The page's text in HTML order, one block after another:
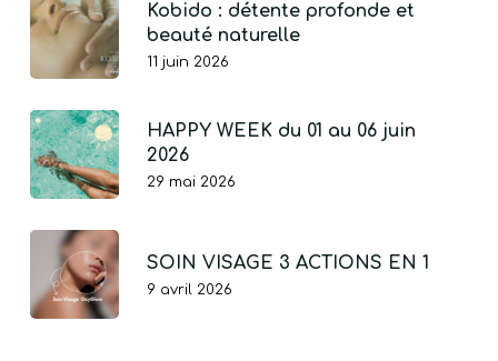
Kobido : détente profonde et
beauté naturelle
11 juin 2026
HAPPY WEEK du 01 au 06 juin
2026
29 mai 2026
SOIN VISAGE 3 ACTIONS EN 1
9 avril 2026